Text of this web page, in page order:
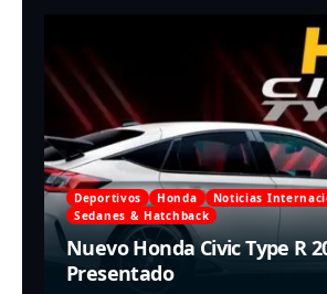
Deportivos Honda
Noticias
Sedanes & Hatchback
Nuevo Honda Civic Type R
Presentado